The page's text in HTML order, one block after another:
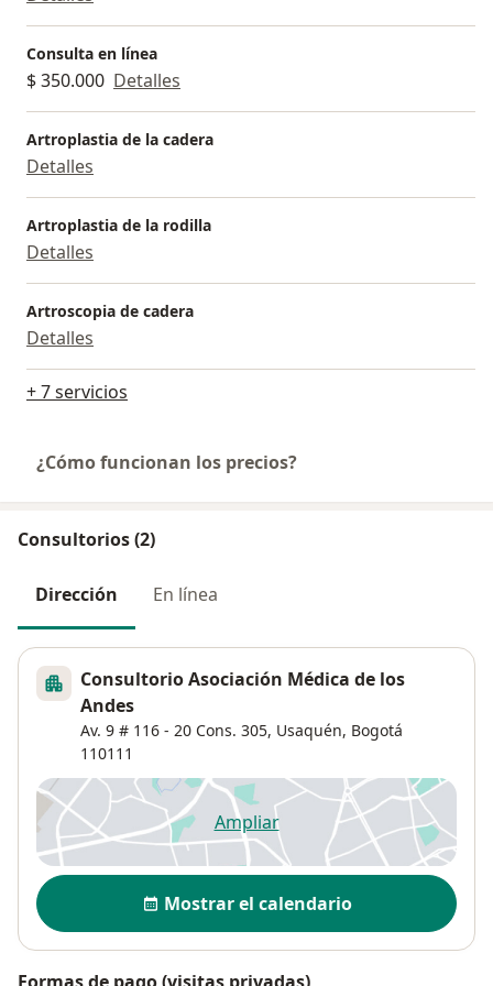
Consulta en línea
$ 350.000 Detalles
Artroplastia de la cadera
Detalles
Artroplastia de la rodilla
Detalles
Artroscopia de cadera
Detalles
+ 7 servicios
¿Cómo funcionan los precios?
Consultorios (2)
Dirección En línea
Consultorio Asociación Médica de los
Andes
Av. 9 # 116 ‐ 20 Cons. 305, Usaquén, Bogotá
110111
Ampliarse abre en una nueva
Disponibilidad
Mostrar el calendario